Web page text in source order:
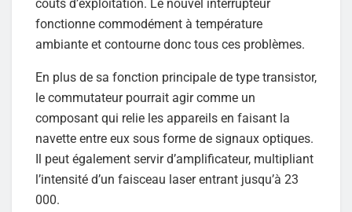
coûts d’exploitation. Le nouvel interrupteur
fonctionne commodément à température
ambiante et contourne donc tous ces problèmes.
En plus de sa fonction principale de type transistor,
le commutateur pourrait agir comme un
composant qui relie les appareils en faisant la
navette entre eux sous forme de signaux optiques.
Il peut également servir d’amplificateur, multipliant
l’intensité d’un faisceau laser entrant jusqu’à 23
000.